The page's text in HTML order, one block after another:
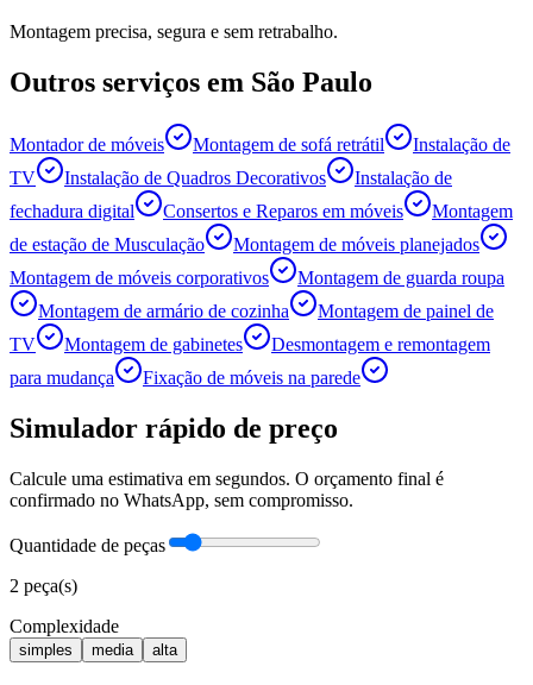
Montagem precisa, segura e sem retrabalho.
Outros serviços em São Paulo
Montador de móveis Montagem de sofá retrátil
Instalação de
TV
Instalação de Quadros Decorativos
Instalação de
fechadura digital
Consertos e Reparos em móveis
Montagem
de estação de Musculação
Montagem de móveis planejados
Montagem de móveis corporativos
Montagem de guarda roupa
Montagem de armário de cozinha
Montagem de painel de
TV
Montagem de gabinetes
Desmontagem e remontagem
para mudança
Fixação de móveis na parede
Simulador rápido de preço
Calcule uma estimativa em segundos. O orçamento final é
confirmado no WhatsApp, sem compromisso.
Quantidade de peças
2 peça(s)
Complexidade
simples media alta